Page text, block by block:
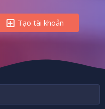
Tạo tài khoản